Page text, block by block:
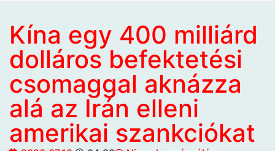
Kína egy 400 milliárd
dolláros befektetési
csomaggal aknázza
alá az Irán elleni
amerikai szankciókat